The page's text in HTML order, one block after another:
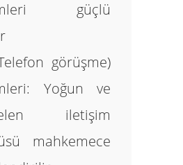
güçlü
görüşme)
Yoğun ve
iletişim
mahkemece